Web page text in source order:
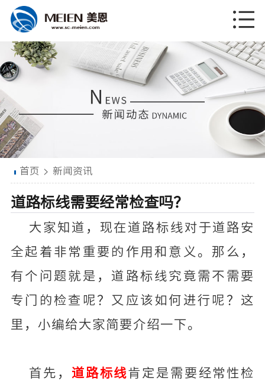
首页 > 新闻资讯
道路标线需要经常检查吗？
大家知道，现在道路标线对于道路安
全起着非常重要的作用和意义。那么，
有个问题就是，道路标线究竟需不需要
专门的检查呢？又应该如何进行呢？这
里，小编给大家简要介绍一下。
首先， 道路标线肯定是需要经常性检